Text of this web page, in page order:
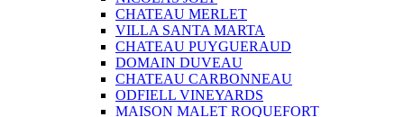
CHATEAU MERLET
VILLA SANTA MARTA
CHATEAU PUYGUERAUD
DOMAIN DUVEAU
CHATEAU CARBONNEAU
ODFIELL VINEYARDS
MAISON MALET ROQUEFORT